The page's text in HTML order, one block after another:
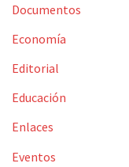
Documentos
Economía
Editorial
Educación
Enlaces
Eventos